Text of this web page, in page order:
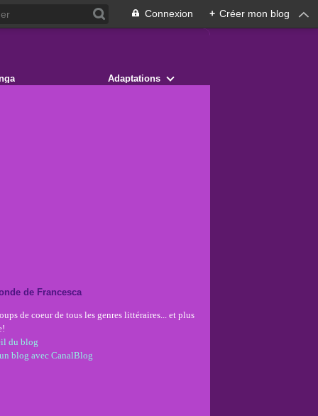
Connexion + Créer mon blog
Adaptations
de Francesca
de coeur de tous les genres littéraires... et plus
du blog
blog avec CanalBlog